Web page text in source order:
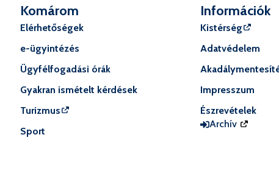
Komárom
Elérhetőségek
e-ügyintézés
Ügyfélfogadási órák
Gyakran ismételt kérdések
Turizmus
Sport
Információk
Kistérség
Adatvédelem
Impresszum
Észrevételek
Archív